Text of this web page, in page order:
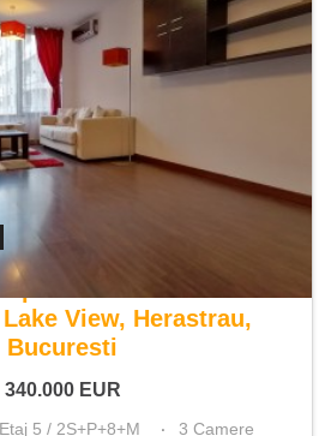
3 camere
View, Herastrau,
Bucuresti
340.000 EUR
Etaj 5 / 2S+P+8+M
3 Camere